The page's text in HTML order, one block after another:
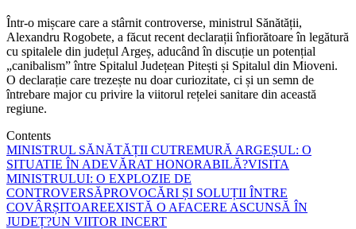
Într-o mișcare care a stârnit controverse, ministrul Sănătății,
Alexandru Rogobete, a făcut recent declarații înfiorătoare în legătură
cu spitalele din județul Argeș, aducând în discuție un potențial
„canibalism” între Spitalul Județean Pitești și Spitalul din Mioveni.
O declarație care trezește nu doar curiozitate, ci și un semn de
întrebare major cu privire la viitorul rețelei sanitare din această
regiune.
Contents
MINISTRUL SĂNĂTĂȚII CUTREMURĂ ARGEȘUL: O
SITUATIE ÎN ADEVĂRAT HONORABILĂ?VISITA
MINISTRULUI: O EXPLOZIE DE
CONTROVERSĂPROVOCĂRI ȘI SOLUȚII ÎNTRE
COVÂRȘITOAREEXISTĂ O AFACERE ASCUNSĂ ÎN
JUDEȚ?UN VIITOR INCERT